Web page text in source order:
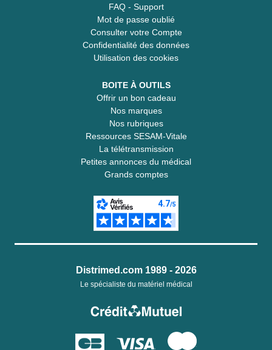
FAQ - Support
Mot de passe oublié
Consulter votre Compte
Confidentialité des données
Utilisation des cookies
BOITE À OUTILS
Offrir un bon cadeau
Nos marques
Nos rubriques
Ressources SESAM-Vitale
La télétransmission
Petites annonces du médical
Grands comptes
Distrimed.com 1989 - 2026
Le spécialiste du matériel médical